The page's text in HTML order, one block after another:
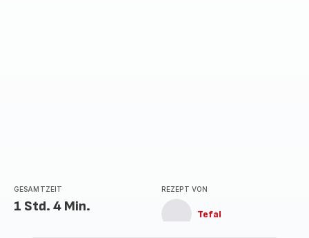
GESAMTZEIT
1 Std. 4 Min.
REZEPT VON
Tefal